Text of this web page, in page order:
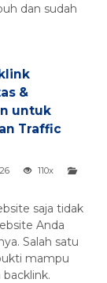
dan sudah
&
untuk
Traffic
110x
saja tidak
Anda
Salah satu
mampu